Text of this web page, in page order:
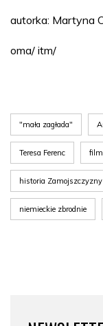
autorka: Martyna
oma/ itm/
"mała zagłada"
Teresa Ferenc
historia Zamojszczyzny
niemieckie zbrodnie